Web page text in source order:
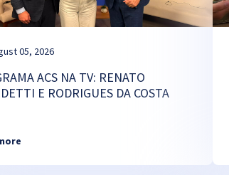
05, 2026
ACS NA TV: RENATO
E RODRIGUES DA COSTA